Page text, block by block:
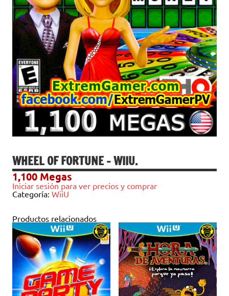
WHEEL OF FORTUNE – WIIU.
1,100 Megas
Iniciar sesión para ver precios y comprar
Categoría: WiiU
Productos relacionados